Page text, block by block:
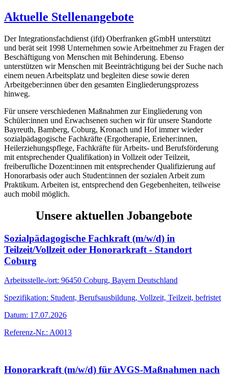
Aktuelle Stellenangebote
Der Integrationsfachdienst (ifd) Oberfranken gGmbH unterstützt
und berät seit 1998 Unternehmen sowie Arbeitnehmer zu Fragen der
Beschäftigung von Menschen mit Behinderung. Ebenso
unterstützen wir Menschen mit Beeinträchtigung bei der Suche nach
einem neuen Arbeitsplatz und begleiten diese sowie deren
Arbeitgeber:innen über den gesamten Eingliederungsprozess
hinweg.
Für unsere verschiedenen Maßnahmen zur Eingliederung von
Schüler:innen und Erwachsenen suchen wir für unsere Standorte
Bayreuth, Bamberg, Coburg, Kronach und Hof immer wieder
sozialpädagogische Fachkräfte (Ergotherapie, Erieher:innen,
Heilerziehungspflege, Fachkräfte für Arbeits- und Berufsförderung
mit entsprechender Qualifikation) in Vollzeit oder Teilzeit,
freiberufliche Dozent:innen mit entsprechender Qualifizierung auf
Honorarbasis oder auch Student:innen der sozialen Arbeit zum
Praktikum. Arbeiten ist, entsprechend den Gegebenheiten, teilweise
auch mobil möglich.
Unsere aktuellen Jobangebote
Sozialpädagogische Fachkraft (m/w/d) in
Teilzeit/Vollzeit oder Honorarkraft - Standort
Coburg
Arbeitsstelle-/ort: 96450 Coburg, Bayern Deutschland
Spezifikation: Student, Berufsausbildung, Vollzeit, Teilzeit, befristet
Datum: 17.07.2026
Referenz-Nr.: A0013
Honorarkraft (m/w/d) für AVGS-Maßnahmen nach